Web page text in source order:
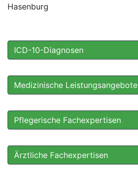
Hasenburg
ICD-10-Diagnosen
Medizinische Leistungsangebote
Pflegerische Fachexpertisen
Ärztliche Fachexpertisen